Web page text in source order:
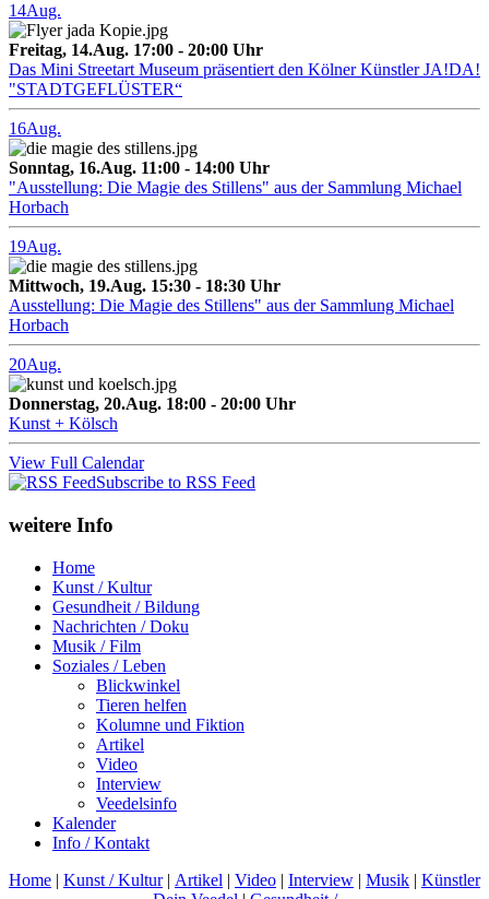
14Aug.
Freitag, 14.Aug. 17:00 - 20:00 Uhr
Das Mini Streetart Museum präsentiert den Kölner Künstler JA!DA!
"STADTGEFLÜSTER“
16Aug.
Sonntag, 16.Aug. 11:00 - 14:00 Uhr
"Ausstellung: Die Magie des Stillens" aus der Sammlung Michael
Horbach
19Aug.
Mittwoch, 19.Aug. 15:30 - 18:30 Uhr
Ausstellung: Die Magie des Stillens" aus der Sammlung Michael
Horbach
20Aug.
Donnerstag, 20.Aug. 18:00 - 20:00 Uhr
Kunst + Kölsch
View Full Calendar
Subscribe to RSS Feed
weitere Info
Home
Kunst / Kultur
Gesundheit / Bildung
Nachrichten / Doku
Musik / Film
Soziales / Leben
Blickwinkel
Tieren helfen
Kolumne und Fiktion
Artikel
Video
Interview
Veedelsinfo
Kalender
Info / Kontakt
Home | Kunst / Kultur| Artikel | Video | Interview | Musik | Künstler